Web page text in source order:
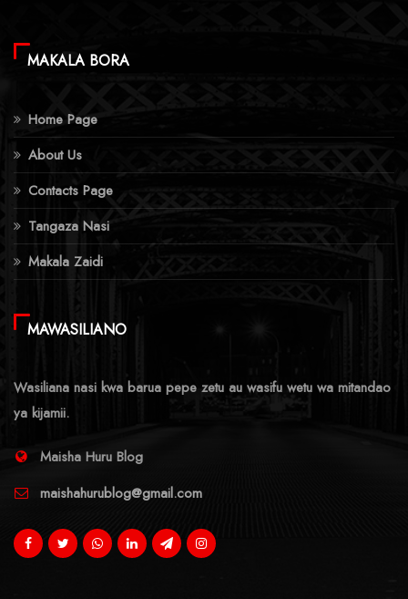
MAKALA BORA
Home Page
About Us
Contacts Page
Tangaza Nasi
Makala Zaidi
MAWASILIANO
Wasiliana nasi kwa barua pepe zetu au wasifu wetu wa mitandao
ya kijamii.
Maisha Huru Blog
maishahurublog@gmail.com